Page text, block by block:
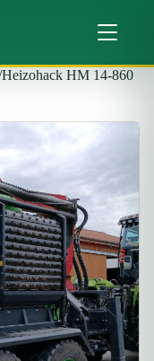
Heizohack HM 14-860